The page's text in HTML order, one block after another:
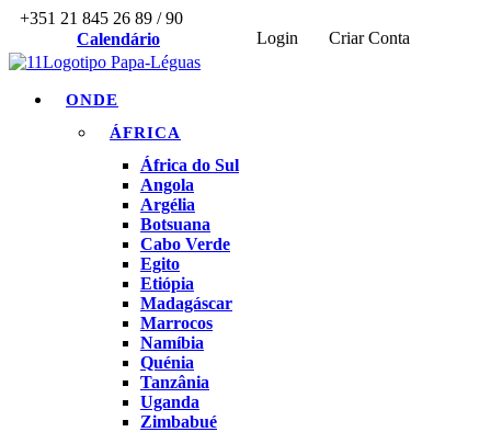
+351 21 845 26 89 / 90
Calendário
Login Criar Conta
ONDE
ÁFRICA
África do Sul
Angola
Argélia
Botsuana
Cabo Verde
Egito
Etiópia
Madagáscar
Marrocos
Namíbia
Quénia
Tanzânia
Uganda
Zimbabué